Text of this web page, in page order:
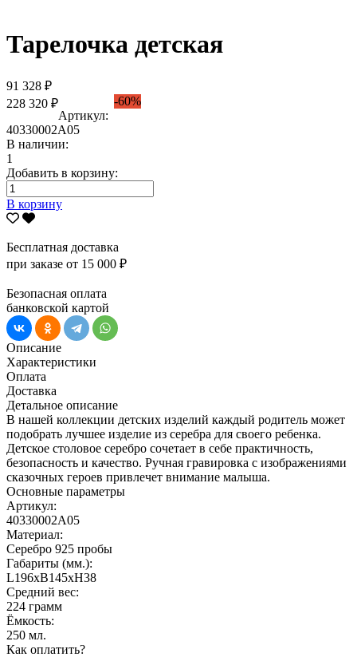
Тарелочка детская
91 328 ₽
228 320 ₽
-60%
Артикул:
40330002А05
В наличии:
1
Добавить в корзину:
В корзину
Бесплатная доставка
при заказе от 15 000 ₽
Безопасная оплата
банковской картой
Описание
Характеристики
Оплата
Доставка
Детальное описание
В нашей коллекции детских изделий каждый родитель может
подобрать лучшее изделие из серебра для своего ребенка.
Детское столовое серебро сочетает в себе практичность,
безопасность и качество. Ручная гравировка с изображениями
сказочных героев привлечет внимание малыша.
Основные параметры
Артикул:
40330002А05
Материал:
Серебро 925 пробы
Габариты (мм.):
L196хB145хH38
Средний вес:
224 грамм
Ёмкость:
250 мл.
Как оплатить?